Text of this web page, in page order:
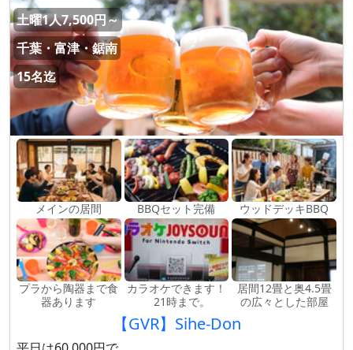
土曜1人7,500円～
千葉・富津・鋸南
15名迄
メインの居間 BBQセット完備 ウッドデッキBBQ
プラから陶器まで食
器あります
カラオケできます！
21時まで。
居間12畳と奥4.5畳
の広々とした部屋
【GVR】Sihe-Don